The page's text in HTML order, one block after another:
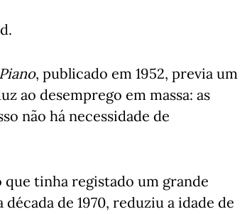
, publicado em 1952, previa um
ao desemprego em massa: as
não há necessidade de
tinha registado um grande
de 1970, reduziu a idade de